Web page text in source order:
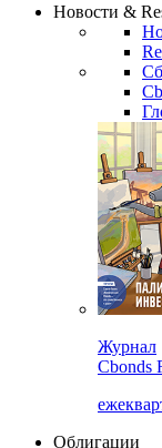
Новости &
Журнал
Cbonds
Облигации